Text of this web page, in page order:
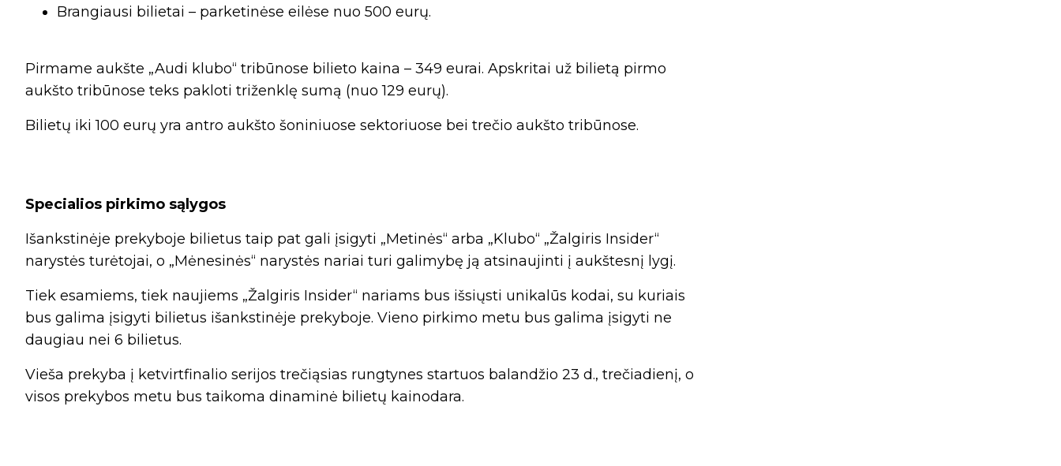
Brangiausi bilietai – parketinėse eilėse nuo 500 eurų.
Pirmame aukšte „Audi klubo“ tribūnose bilieto kaina – 349 eurai. Apskritai už bilietą pirmo
aukšto tribūnose teks pakloti triženklę sumą (nuo 129 eurų).
Bilietų iki 100 eurų yra antro aukšto šoniniuose sektoriuose bei trečio aukšto tribūnose.
Specialios pirkimo sąlygos
Išankstinėje prekyboje bilietus taip pat gali įsigyti „Metinės“ arba „Klubo“ „Žalgiris Insider“
narystės turėtojai, o „Mėnesinės“ narystės nariai turi galimybę ją atsinaujinti į aukštesnį lygį.
Tiek esamiems, tiek naujiems „Žalgiris Insider“ nariams bus išsiųsti unikalūs kodai, su kuriais
bus galima įsigyti bilietus išankstinėje prekyboje. Vieno pirkimo metu bus galima įsigyti ne
daugiau nei 6 bilietus.
Vieša prekyba į ketvirtfinalio serijos trečiąsias rungtynes startuos balandžio 23 d., trečiadienį, o
visos prekybos metu bus taikoma dinaminė bilietų kainodara.